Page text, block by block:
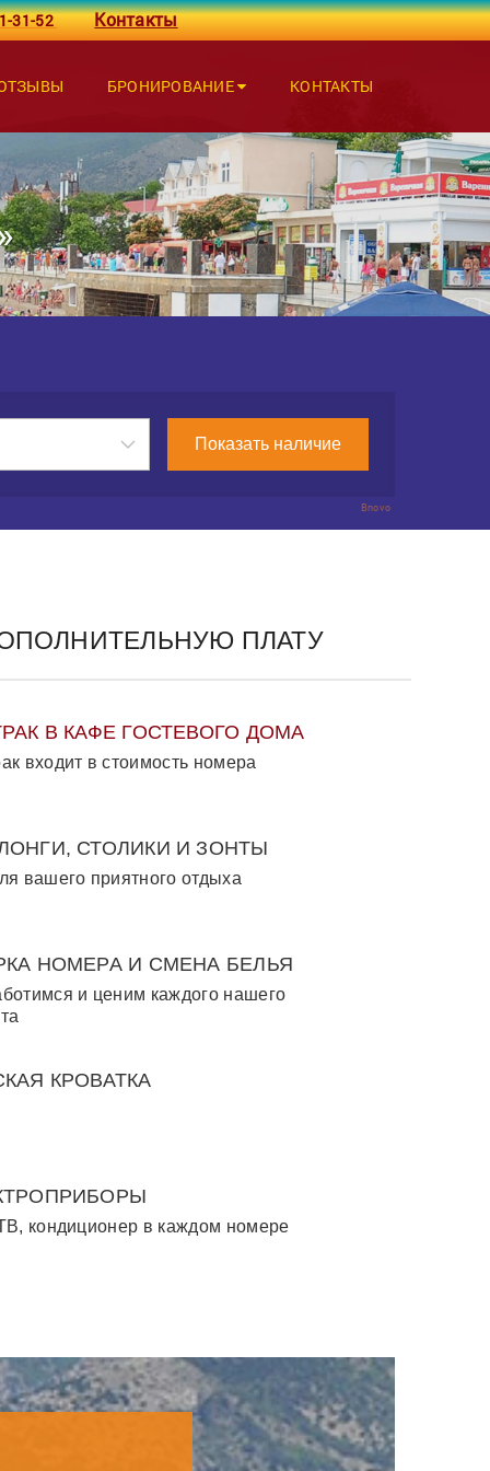
31-52 Контакты
БРОНИРОВАНИЕ КОНТАКТЫ
Bnovo
ПЛАТУ
В КАФЕ ГОСТЕВОГО ДОМА
входит в стоимость номера
СТОЛИКИ И ЗОНТЫ
вашего приятного отдыха
НОМЕРА И СМЕНА БЕЛЬЯ
и ценим каждого нашего
КРОВАТКА
кондиционер в каждом номере